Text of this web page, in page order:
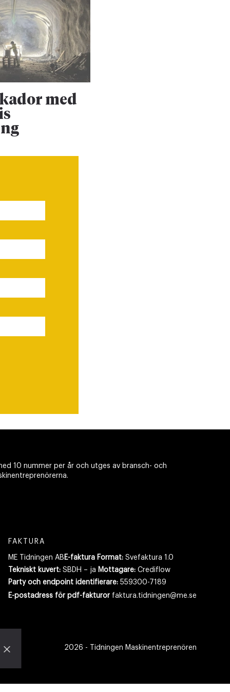
med
10 nummer per år och utges av bransch- och
FAKTURA
ME Tidningen AB E-faktura Format:Svefaktura 1.0
Tekniskt kuvert:SBDH – ja Mottagare:Crediflow
Party och endpoint identifierare:559300-7189
E-postadress för pdf-fakturor faktura.tidningen@me.se
2026 - Tidningen Maskinentreprenören